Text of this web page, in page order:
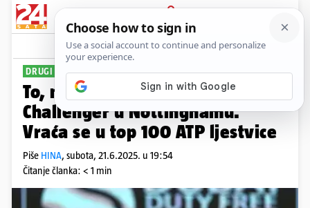
PRIJAVA
Sport Komentari
DRUGI OVE GODINE
To, majstore! Marin Čilić osvojio
Challenger u Nottinghamu.
Vraća se u top 100 ATP ljestvice
Piše HINA, subota, 21.6.2025. u 19:54
Čitanje članka: < 1 min